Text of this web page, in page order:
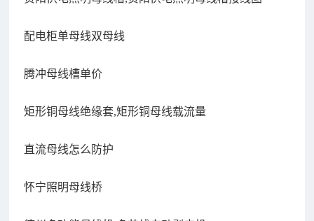
配电柜单母线双母线
腾冲母线槽单价
矩形铜母线绝缘套,矩形铜母线载流量
直流母线怎么防护
怀宁照明母线桥